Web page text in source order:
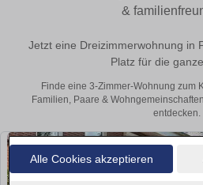
Alle Cookies akzeptieren
&
Jetzt eine Dreizimmerwohnung in
Platz für die
Finde eine 3-Zimmer-Wohnung zum
Familien, Paare &
entdecken.